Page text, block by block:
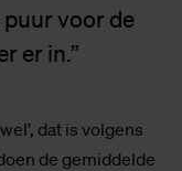
puur voor de
er in.”
dat is volgens
de gemiddelde